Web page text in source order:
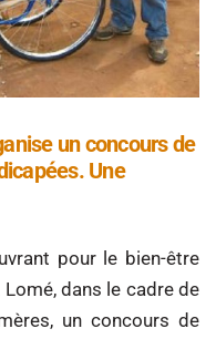
un concours de
Une
pour le bien-être
dans le cadre de
un concours de